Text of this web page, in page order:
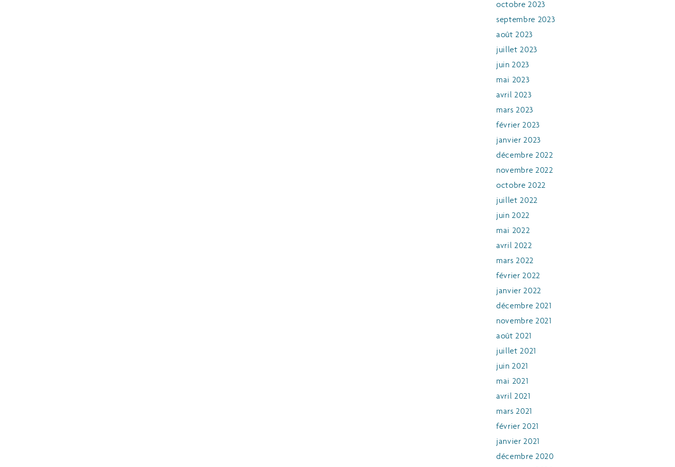
octobre 2023
septembre 2023
août 2023
juillet 2023
juin 2023
mai 2023
avril 2023
mars 2023
février 2023
janvier 2023
décembre 2022
novembre 2022
octobre 2022
juillet 2022
juin 2022
mai 2022
avril 2022
mars 2022
février 2022
janvier 2022
décembre 2021
novembre 2021
août 2021
juillet 2021
juin 2021
mai 2021
avril 2021
mars 2021
février 2021
janvier 2021
décembre 2020